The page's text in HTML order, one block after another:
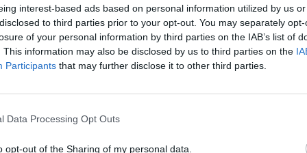
interest-based ads based on personal information utilized by us
to third parties prior to your opt-out. You may separately
of your personal information by third parties on the IAB’s list of
This information may also be disclosed by us to third parties on the
Participants that may further disclose it to other third parties.
Data Processing Opt Outs
opt-out of the Sharing of my personal data.